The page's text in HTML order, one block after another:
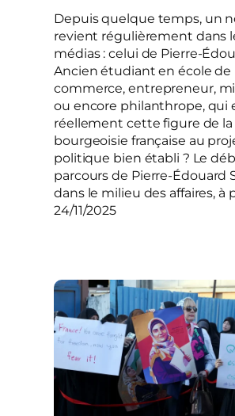
Depuis quelque temps, un
revient régulièrement dans
médias : celui de Pierre-
Ancien étudiant en école de
commerce, entrepreneur,
ou encore philanthrope, qui
réellement cette figure de la
bourgeoisie française au
politique bien établi ? Le
parcours de Pierre-Édouard
dans le milieu des affaires, à
24/11/2025